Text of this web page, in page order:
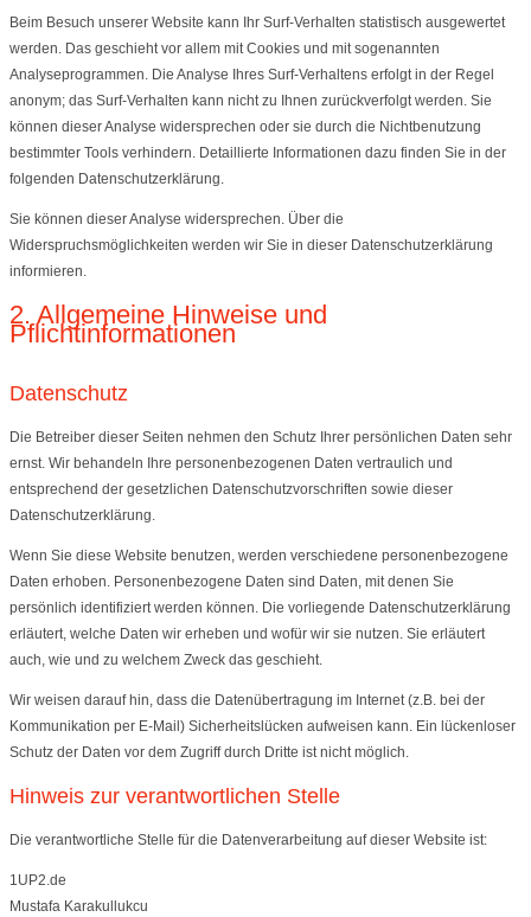
Beim Besuch unserer Website kann Ihr Surf-Verhalten statistisch ausgewertet
werden. Das geschieht vor allem mit Cookies und mit sogenannten
Analyseprogrammen. Die Analyse Ihres Surf-Verhaltens erfolgt in der Regel
anonym; das Surf-Verhalten kann nicht zu Ihnen zurückverfolgt werden. Sie
können dieser Analyse widersprechen oder sie durch die Nichtbenutzung
bestimmter Tools verhindern. Detaillierte Informationen dazu finden Sie in der
folgenden Datenschutzerklärung.
Sie können dieser Analyse widersprechen. Über die
Widerspruchsmöglichkeiten werden wir Sie in dieser Datenschutzerklärung
informieren.
2. Allgemeine Hinweise und
Pflichtinformationen
Datenschutz
Die Betreiber dieser Seiten nehmen den Schutz Ihrer persönlichen Daten sehr
ernst. Wir behandeln Ihre personenbezogenen Daten vertraulich und
entsprechend der gesetzlichen Datenschutzvorschriften sowie dieser
Datenschutzerklärung.
Wenn Sie diese Website benutzen, werden verschiedene personenbezogene
Daten erhoben. Personenbezogene Daten sind Daten, mit denen Sie
persönlich identifiziert werden können. Die vorliegende Datenschutzerklärung
erläutert, welche Daten wir erheben und wofür wir sie nutzen. Sie erläutert
auch, wie und zu welchem Zweck das geschieht.
Wir weisen darauf hin, dass die Datenübertragung im Internet (z.B. bei der
Kommunikation per E-Mail) Sicherheitslücken aufweisen kann. Ein lückenloser
Schutz der Daten vor dem Zugriff durch Dritte ist nicht möglich.
Hinweis zur verantwortlichen Stelle
Die verantwortliche Stelle für die Datenverarbeitung auf dieser Website ist:
1UP2.de
Mustafa Karakullukcu